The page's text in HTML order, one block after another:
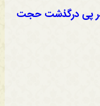
پی درگذشت حجت